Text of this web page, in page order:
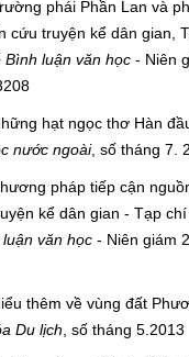
phái Phần Lan và
cứu truyện kể dân gian,
Bình luận văn học - Niên
hạt ngọc thơ Hàn
nước ngoài, số tháng 7.
pháp tiếp cận
kể dân gian - Tạp chí
văn học - Niên giám
thêm về vùng đất
Du lịch, số tháng 5.2013